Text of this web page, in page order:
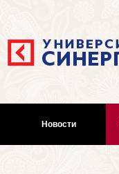
Новости